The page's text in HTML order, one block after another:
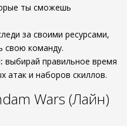
ты сможешь
за своими ресурсами,
свою команду.
выбирай правильное время
атак и наборов скиллов.
Wars (Лайн)